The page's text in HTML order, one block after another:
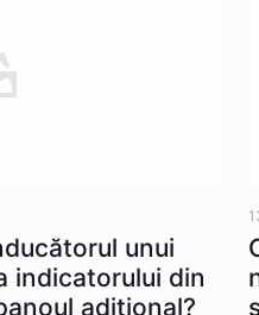
unui
indicatorului din
adiţional?